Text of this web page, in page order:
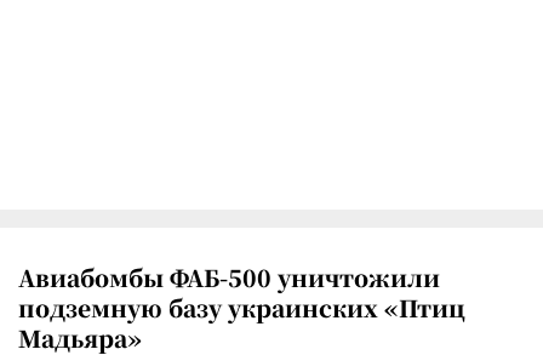
Авиабомбы ФАБ-500 уничтожили
подземную базу украинских «Птиц
Мадьяра»